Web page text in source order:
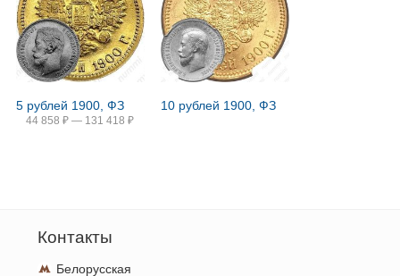
5 рублей 1900, ФЗ
44 858 ₽ — 131 418 ₽
10 рублей 1900, ФЗ
Контакты
Белорусская